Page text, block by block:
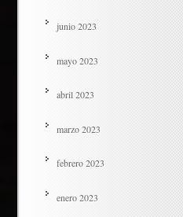
junio 2023
mayo 2023
abril 2023
marzo 2023
febrero 2023
enero 2023